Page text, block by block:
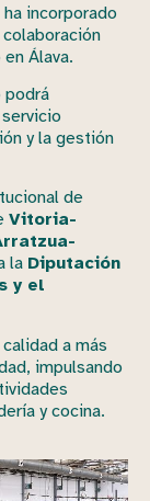
incorporado
Álava.
podrá
y la gestión
de
Vitoria-
la Diputación
y el
a más
impulsando
y cocina.